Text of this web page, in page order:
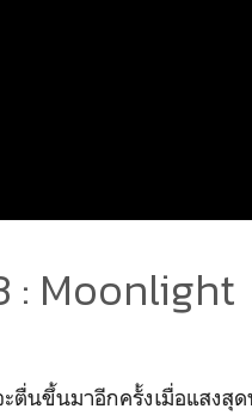
: Moonlight
ตื่นขึ้นมาอีกครั้งเมื่อแสง